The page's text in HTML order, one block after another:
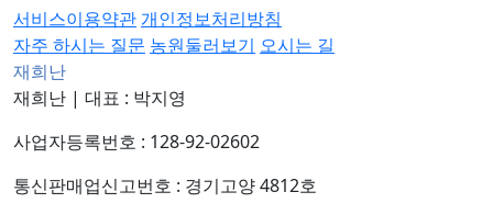
서비스이용약관 개인정보처리방침
자주 하시는 질문 농원둘러보기 오시는 길
재희난
재희난 | 대표 : 박지영
사업자등록번호 : 128-92-02602
통신판매업신고번호 : 경기고양 4812호